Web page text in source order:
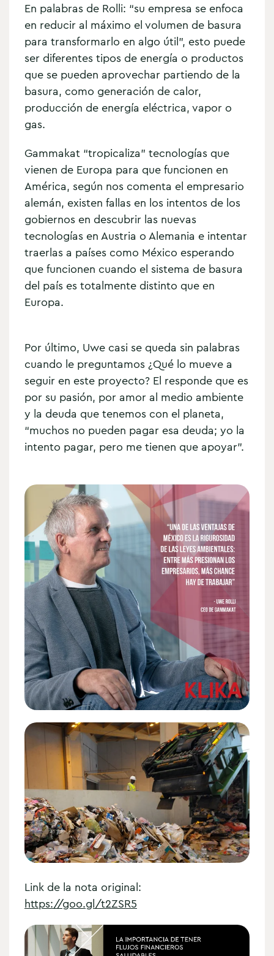
En palabras de Rolli: “su empresa se enfoca
en reducir al máximo el volumen de basura
para transformarlo en algo útil”, esto puede
ser diferentes tipos de energía o productos
que se pueden aprovechar partiendo de la
basura, como generación de calor,
producción de energía eléctrica, vapor o
gas.
Gammakat “tropicaliza” tecnologías que
vienen de Europa para que funcionen en
América, según nos comenta el empresario
alemán, existen fallas en los intentos de los
gobiernos en descubrir las nuevas
tecnologías en Austria o Alemania e intentar
traerlas a países como México esperando
que funcionen cuando el sistema de basura
del país es totalmente distinto que en
Europa.
Por último, Uwe casi se queda sin palabras
cuando le preguntamos ¿Qué lo mueve a
seguir en este proyecto? El responde que es
por su pasión, por amor al medio ambiente
y la deuda que tenemos con el planeta,
“muchos no pueden pagar esa deuda; yo la
intento pagar, pero me tienen que apoyar”.
Link de la nota original:
https://goo.gl/t2ZSR5